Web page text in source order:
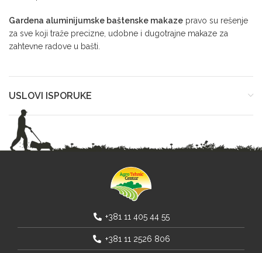
Gardena aluminijumske baštenske makaze pravo su rešenje
za sve koji traže precizne, udobne i dugotrajne makaze za
zahtevne radove u bašti.
USLOVI ISPORUKE
+381 11 405 44 55
+381 11 2526 806